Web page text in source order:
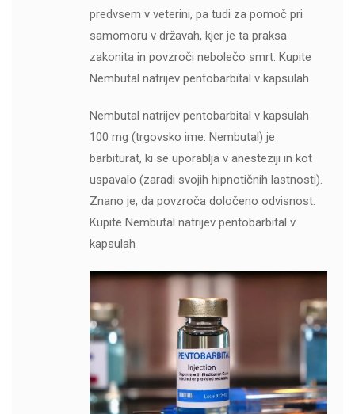
predvsem v veterini, pa tudi za pomoč pri
samomoru v državah, kjer je ta praksa
zakonita in povzroči nebolečo smrt. Kupite
Nembutal natrijev pentobarbital v kapsulah
Nembutal natrijev pentobarbital v kapsulah
100 mg (trgovsko ime: Nembutal) je
barbiturat, ki se uporablja v anesteziji in kot
uspavalo (zaradi svojih hipnotičnih lastnosti).
Znano je, da povzroča določeno odvisnost.
Kupite Nembutal natrijev pentobarbital v
kapsulah